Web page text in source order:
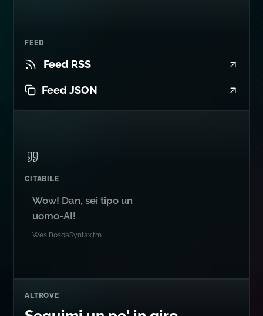
uomo-AI!
Wes Bos
ALTROVE
Go to Dan's GitHub
Connect with me on LinkedIn
Condividi questa pagina